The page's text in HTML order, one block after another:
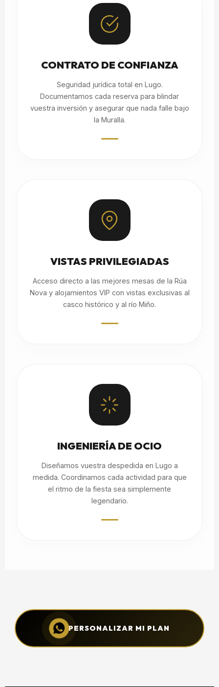
CONTRATO DE CONFIANZA
Seguridad jurídica total en Lugo.
Documentamos cada reserva para blindar
vuestra inversión y asegurar que nada falle bajo
la Muralla.
VISTAS PRIVILEGIADAS
Acceso directo a las mejores mesas de la Rúa
Nova y alojamientos VIP con vistas exclusivas al
casco histórico y al río Miño.
INGENIERÍA DE OCIO
Diseñamos vuestra despedida en Lugo a
medida. Coordinamos cada actividad para que
el ritmo de la fiesta sea simplemente
legendario.
PERSONALIZAR MI PLAN